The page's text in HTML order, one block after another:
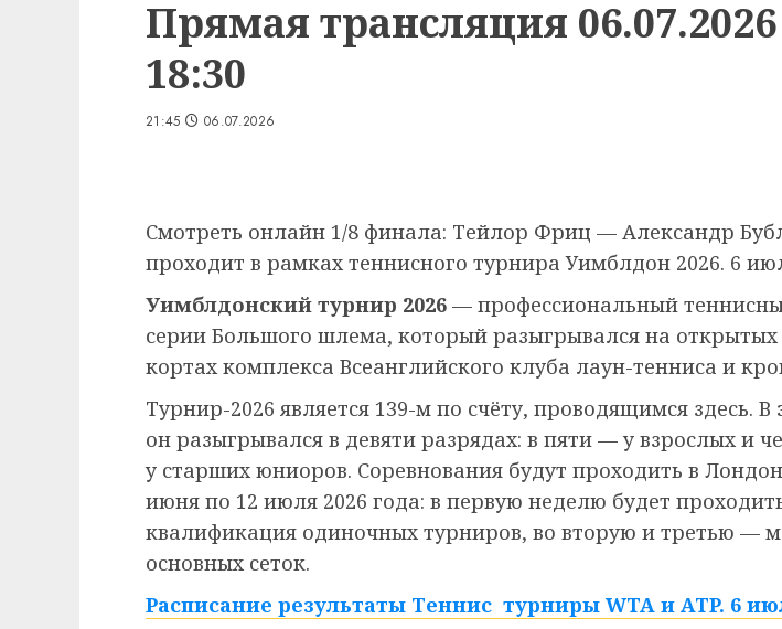
Прямая трансляция
18:30
21:45 06.07.2026
Смотреть онлайн 1/8 финала: Тейлор Фриц — Александр
проходит в рамках теннисного турнира Уимблдон 2026. 6
Уимблдонский турнир 2026 — профессиональный
серии Большого шлема, который разыгрывался на
кортах комплекса Всеанглийского клуба лаун-тенниса и
Турнир-2026 является 139-м по счёту, проводящимся здесь. В
он разыгрывался в девяти разрядах: в пяти — у взрослых и
у старших юниоров. Соревнования будут проходить в
июня по 12 июля 2026 года: в первую неделю будет
квалификация одиночных турниров, во вторую и третью —
основных сеток.
Расписание результаты Теннис турниры WTA и ATP. 6